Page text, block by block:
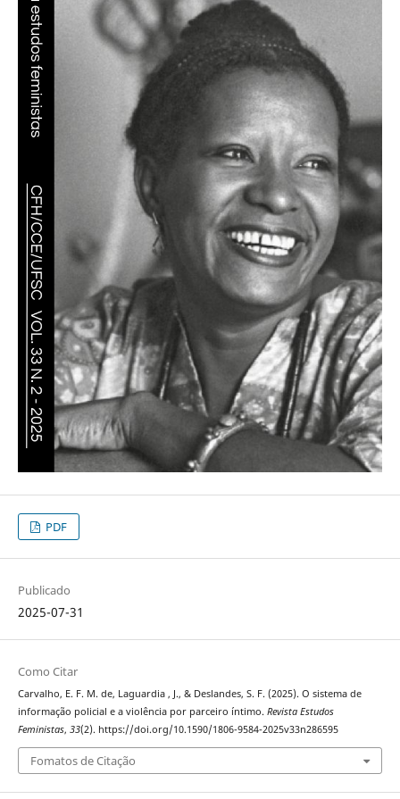
PDF
Publicado
2025-07-31
Como Citar
Carvalho, E. F. M. de, Laguardia , J., & Deslandes, S. F. (2025). O sistema de
informação policial e a violência por parceiro íntimo. Revista Estudos
Feministas, 33(2). https://doi.org/10.1590/1806-9584-2025v33n286595
Fomatos de Citação